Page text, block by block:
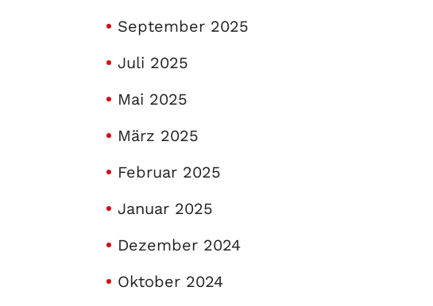
September 2025
Juli 2025
Mai 2025
März 2025
Februar 2025
Januar 2025
Dezember 2024
Oktober 2024